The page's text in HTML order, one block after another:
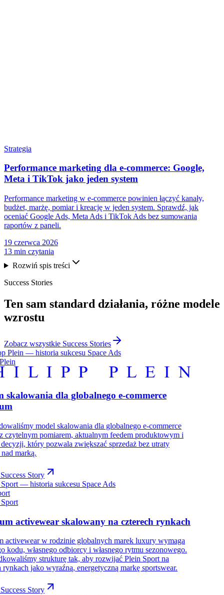
Strategia
Performance marketing dla e-commerce: Google,
Meta i TikTok jako jeden system
Performance marketing w e-commerce powinien łączyć kanały,
budżet, marżę, pomiar i kreację w jeden system. Sprawdź, jak
oceniać Google Ads, Meta Ads i TikTok Ads bez sumowania
raportów z paneli.
19 czerwca 2026
13 min czytania
Rozwiń spis treści
Success Stories
Ten sam standard działania, różne modele
wzrostu
Zobacz wszystkie Success Stories
skalowania dla globalnego e-commerce
model skalowania dla globalnego e-commerce
czytelnym pomiarem, aktualnym feedem produktowym i
który pozwala zwiększać sprzedaż bez utraty
marką.
Story
activewear skalowany na czterech rynkach
activewear w rodzinie globalnych marek luxury wymaga
kodu, własnego odbiorcy i własnego rytmu sezonowego.
strukturę tak, aby rozwijać Plein Sport na
rynkach jako wyraźną, energetyczną markę sportswear.
Story